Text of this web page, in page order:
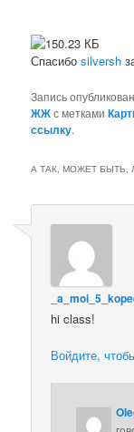
Спасибоsilversh
Запись
ЖЖс метками
ссылку.
А ТАК, МОЖЕТ БЫТЬ,
hi class!
Войдите,